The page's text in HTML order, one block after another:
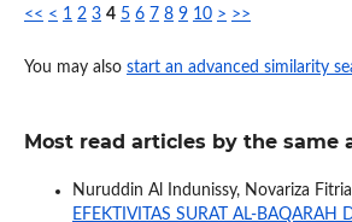
<< < 1 2 3 4 5 6 7 8 9 10 > >>
You may also start an advanced similarity
Most read articles by the same
Nuruddin Al Indunissy, Novariza
EFEKTIVITAS SURAT AL-BAQARAH